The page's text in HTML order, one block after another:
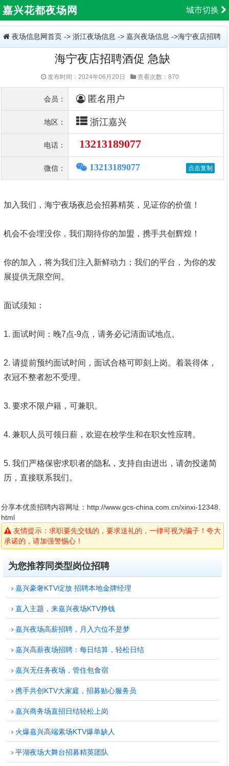
城市切换
嘉兴花都夜场网
夜场信息网首页 -> 浙江夜场信息 -> 嘉兴夜场信息 ->海宁夜店招聘
海宁夜店招聘酒促 急缺
发布时间：2024年06月20日 查看次数：870
会员： 匿名用户
地区： 浙江嘉兴
电话： 13213189077
微信： 13213189077
加入我们，海宁夜场夜总会招募精英，见证你的价值！
机会不会埋没你，我们期待你的加盟，携手共创辉煌！
你的加入，将为我们注入新鲜动力；我们的平台，为你的发
展提供无限空间。
面试须知：
1. 面试时间：晚7点-9点，请务必记清面试地点。
2. 请提前预约面试时间，面试合格可即刻上岗。着装得体，
衣冠不整者恕不受理。
3. 要求不限户籍，可兼职。
4. 兼职人员可领日薪，欢迎在校学生和在职女性应聘。
5. 我们严格保密求职者的隐私，支持自由进出，请勿投递简
历，直接联系我们。
分享本优质招聘内容网址： http://www.gcs-china.com.cn/xinxi-12348.
html
友情提示：求职要先交钱的，要求送礼的，一律可视为骗子！夸大
承诺的，请加强警惕心！
为您推荐同类型岗位招聘
嘉兴豪奢KTV绽放 招聘本地金牌经理
直入主题，来嘉兴夜场KTV挣钱
嘉兴夜场高薪招聘，月入六位不是梦
嘉兴高薪夜场招聘：每日结算，轻松日结
嘉兴无任务夜场，管住包食宿
携手共创KTV大家庭，招募贴心服务员
嘉兴商务场直招日结轻松上岗
火爆嘉兴高端素场KTV爆单缺人
平湖夜场大舞台招募精英团队